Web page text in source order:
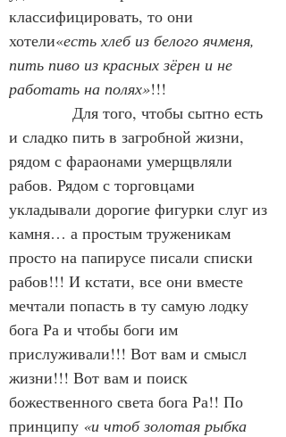
классифицировать, то они
хотели«есть хлеб из белого ячменя,
пить пиво из красных зёрен и не
работать на полях»!!!
Для того, чтобы сытно есть
и сладко пить в загробной жизни,
рядом с фараонами умерщвляли
рабов. Рядом с торговцами
укладывали дорогие фигурки слуг из
камня… а простым труженикам
просто на папирусе писали списки
рабов!!! И кстати, все они вместе
мечтали попасть в ту самую лодку
бога Ра и чтобы боги им
прислуживали!!! Вот вам и смысл
жизни!!! Вот вам и поиск
божественного света бога Ра!! По
принципу «и чтоб золотая рыбка